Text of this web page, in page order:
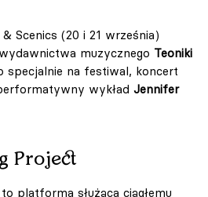
Scenics (20 i 21 września)
muzycznego Teoniki
specjalnie na festiwal, koncert
wykład Jennifer
Project
platforma służąca ciągłemu